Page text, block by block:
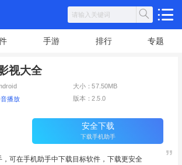
手游 排行 专题
视大全
大小：57.50MB
播放 版本：2.5.0
安全下载
下载手机助手
，可在手机助手中下载目标软件，下载更安全